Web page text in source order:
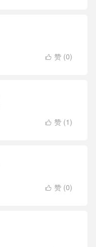
 赞 (0)
 赞 (1)
 赞 (0)